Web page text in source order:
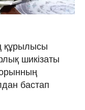
құрылысы
шикізаты
бастап